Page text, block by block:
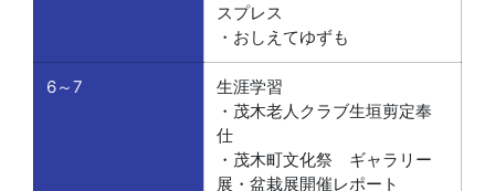
スプレス
・おしえてゆずも
6～7
生涯学習
・茂木老人クラブ生垣剪定奉
仕
・茂木町文化祭 ギャラリー
展・盆栽展開催レポート